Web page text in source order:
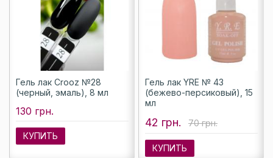
Гель лак Crooz №28
(черный, эмаль), 8 мл
130 грн.
КУПИТЬ
Гель лак YRE № 43
(бежево-персиковый), 15
мл
42 грн. 70 грн.
КУПИТЬ